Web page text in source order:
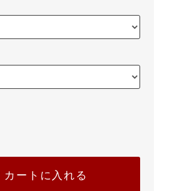
カートに入れる